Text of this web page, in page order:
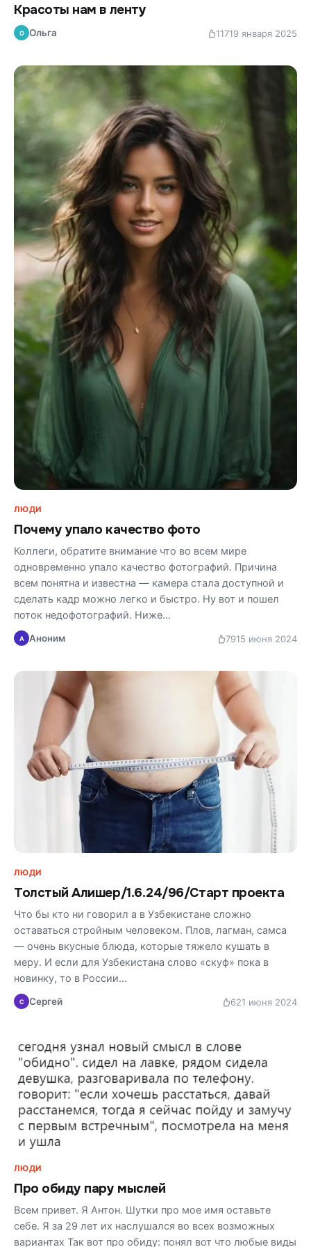
Красоты нам в ленту
О Ольга 11719 января 2025
ЛЮДИ
Почему упало качество фото
Коллеги, обратите внимание что во всем мире
одновременно упало качество фотографий. Причина
всем понятна и известна — камера стала доступной и
сделать кадр можно легко и быстро. Ну вот и пошел
поток недофотографий. Ниже…
А Аноним 7915 июня 2024
ЛЮДИ
Толстый Алишер/1.6.24/96/Старт проекта
Что бы кто ни говорил а в Узбекистане сложно
оставаться стройным человеком. Плов, лагман, самса
— очень вкусные блюда, которые тяжело кушать в
меру. И если для Узбекистана слово «скуф» пока в
новинку, то в России…
С Сергей 621 июня 2024
ЛЮДИ
Про обиду пару мыслей
Всем привет. Я Антон. Шутки про мое имя оставьте
себе. Я за 29 лет их наслушался во всех возможных
вариантах Так вот про обиду: понял вот что любые виды